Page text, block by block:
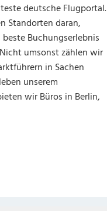
deutsche Flugportal.
Standorten daran,
Buchungserlebnis
umsonst zählen wir
in Sachen
unserem
wir Büros in Berlin,